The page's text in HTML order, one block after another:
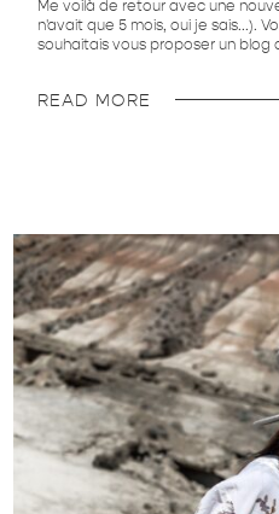
Me voilà de retour avec une
n'avait que 5 mois, oui je sais...).
souhaitais vous proposer un blog
READ MORE